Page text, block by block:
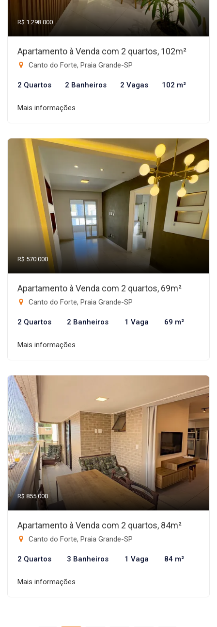
R$ 1.298.000
Apartamento à Venda com 2 quartos, 102m²
Canto do Forte, Praia Grande-SP
2 Quartos 2 Banheiros 2 Vagas 102 m²
Mais informações
R$ 570.000
Apartamento à Venda com 2 quartos, 69m²
Canto do Forte, Praia Grande-SP
2 Quartos 2 Banheiros 1 Vaga 69 m²
Mais informações
R$ 855.000
Apartamento à Venda com 2 quartos, 84m²
Canto do Forte, Praia Grande-SP
2 Quartos 3 Banheiros 1 Vaga 84 m²
Mais informações